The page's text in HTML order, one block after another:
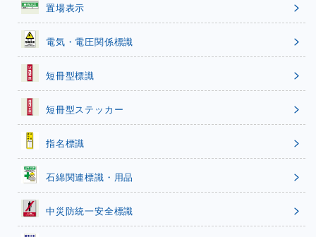
置場表示
電気・電圧関係標識
短冊型標識
短冊型ステッカー
指名標識
石綿関連標識・用品
中災防統一安全標識